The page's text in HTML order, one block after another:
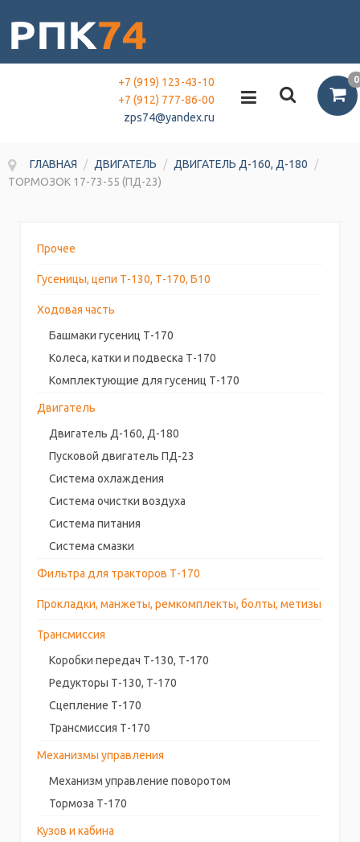
0
+7 (919) 123-43-10
+7 (912) 777-86-00
zps74@yandex.ru
ГЛАВНАЯ / ДВИГАТЕЛЬ / ДВИГАТЕЛЬ Д-160, Д-180
/
ТОРМОЗОК 17-73-55 (ПД-23)
Прочее
Гусеницы, цепи Т-130, Т-170, Б10
Ходовая часть
Башмаки гусениц Т-170
Колеса, катки и подвеска Т-170
Комплектующие для гусениц Т-170
Двигатель
Двигатель Д-160, Д-180
Пусковой двигатель ПД-23
Система охлаждения
Система очистки воздуха
Система питания
Система смазки
Фильтра для тракторов Т-170
Прокладки, манжеты, ремкомплекты, болты, метизы
Трансмиссия
Коробки передач Т-130, Т-170
Редукторы Т-130, Т-170
Сцепление Т-170
Трансмиссия Т-170
Механизмы управления
Механизм управление поворотом
Тормоза Т-170
Кузов и кабина